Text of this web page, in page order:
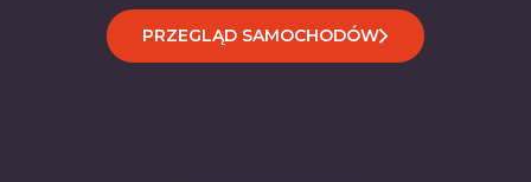
PRZEGLĄD SAMOCHODÓW